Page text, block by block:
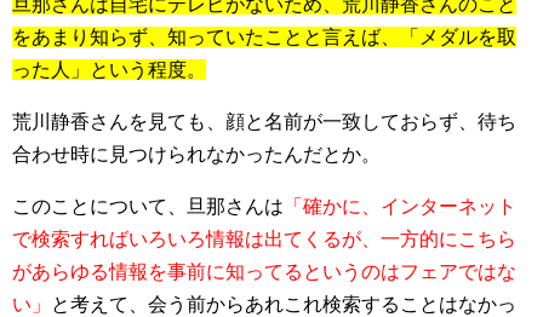
旦那さんは自宅にテレビがないため、荒川静香さんのこと
をあまり知らず、知っていたことと言えば、「メダルを取
った人」という程度。
荒川静香さんを見ても、顔と名前が一致しておらず、待ち
合わせ時に見つけられなかったんだとか。
このことについて、旦那さんは 「確かに、インターネット
で検索すればいろいろ情報は出てくるが、一方的にこちら
があらゆる情報を事前に知ってるというのはフェアではな
い」
と考えて、会う前からあれこれ検索することはなかっ